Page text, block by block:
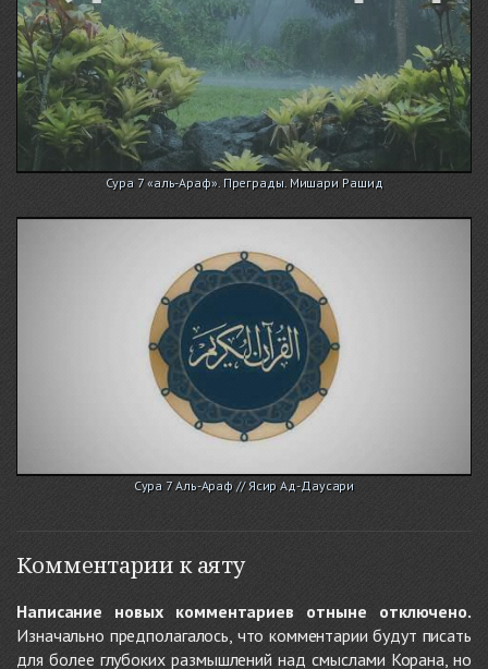
Сура 7 «аль-Араф». Преграды. Мишари Рашид
Сура 7 Аль-Араф // Ясир Ад-Даусари
Комментарии к аяту
Написание новых комментариев отныне отключено.
Изначально предполагалось, что комментарии будут писать
для более глубоких размышлений над смыслами Корана, но